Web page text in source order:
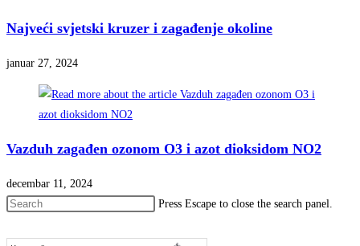
Najveći svjetski kruzer i zagađenje okoline
januar 27, 2024
Vazduh zagađen ozonom O3 i azot dioksidom NO2
decembar 11, 2024
Press Escape to close the search panel.